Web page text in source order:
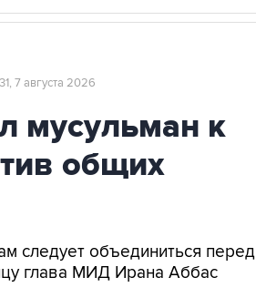
7 августа 2026
мусульман к
общих
следует объединиться перед
глава МИД Ирана Аббас